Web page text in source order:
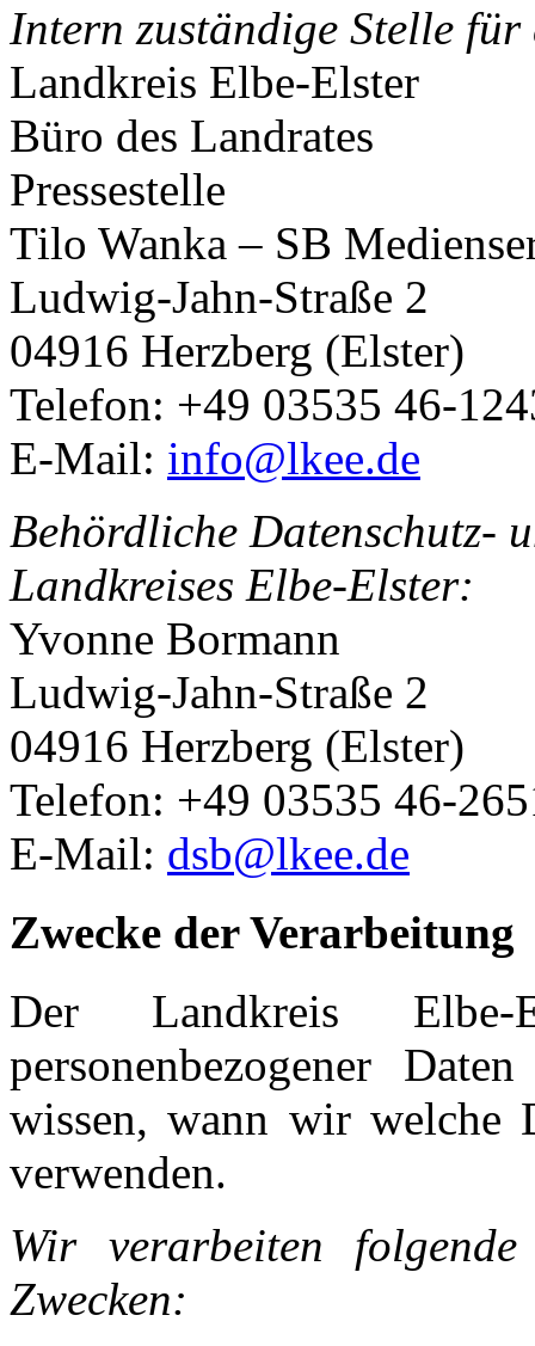
Intern zuständige Stelle
Landkreis Elbe-Elster
Büro des Landrates
Pressestelle
Tilo Wanka – SB
Ludwig-Jahn-Straße 2
04916 Herzberg (Elster)
Telefon: +49 03535 46-
E-Mail: info@lkee.de
Behördliche Datenschutz-
Landkreises Elbe-Elster:
Yvonne Bormann
Ludwig-Jahn-Straße 2
04916 Herzberg (Elster)
Telefon: +49 03535 46-
E-Mail: dsb@lkee.de
Zwecke der Verarbeitung
Der Landkreis
personenbezogener
wissen, wann wir welche
verwenden.
Wir verarbeiten
Zwecken: